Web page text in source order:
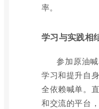
率。
学习与实践相
参加原油
学习和提升自
全依赖喊单。
和交流的平台